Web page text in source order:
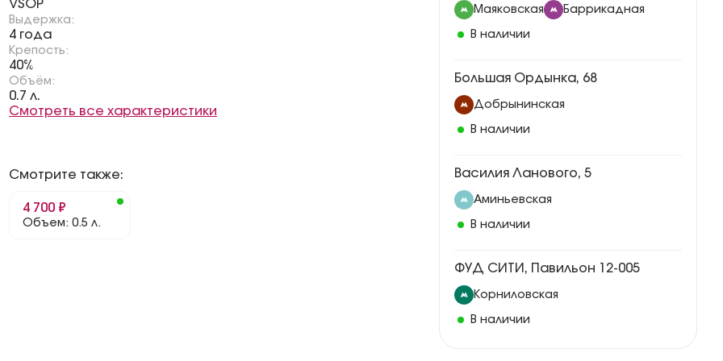
VSOP
Выдержка:
4 года
Крепость:
40%
Объём:
0.7 л.
Смотреть все характеристики
Смотрите также:
4 700 ₽
Объем: 0.5 л.
Маяковская Баррикадная
В наличии
Большая Ордынка, 68
Добрынинская
В наличии
Василия Ланового, 5
Аминьевская
В наличии
ФУД СИТИ, Павильон 12-005
Корниловская
В наличии